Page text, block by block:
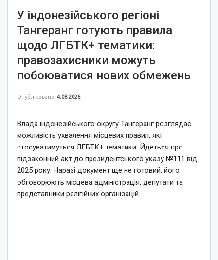
У індонезійського регіоні
Тангеранг готують правила
щодо ЛГБТК+ тематики:
правозахисники можуть
побоюватися нових обмежень
Опубліковано 4.08.2026
Влада індонезійського округу Тангеранг розглядає
можливість ухвалення місцевих правил, які
стосуватимуться ЛГБТК+ тематики. Йдеться про
підзаконний акт до президентського указу №111 від
2025 року. Наразі документ ще не готовий: його
обговорюють місцева адміністрація, депутати та
представники релігійних організацій.